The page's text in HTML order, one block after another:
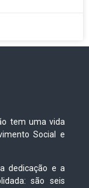
tem uma vida
Social e
dedicação e a
são seis